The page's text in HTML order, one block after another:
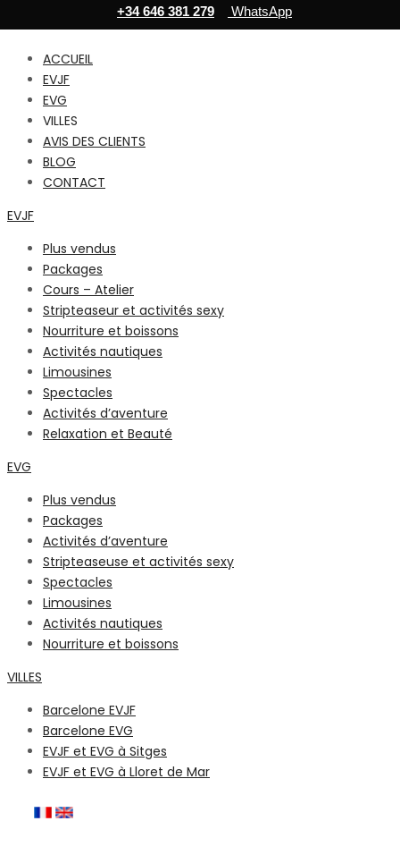
ACCUEIL
EVJF
EVG
VILLES
AVIS DES CLIENTS
BLOG
CONTACT
EVJF
Plus vendus
Packages
Cours – Atelier
Stripteaseur et activités sexy
Nourriture et boissons
Activités nautiques
Limousines
Spectacles
Activités d’aventure
Relaxation et Beauté
EVG
Plus vendus
Packages
Activités d’aventure
Stripteaseuse et activités sexy
Spectacles
Limousines
Activités nautiques
Nourriture et boissons
VILLES
Barcelone EVJF
Barcelone EVG
EVJF et EVG à Sitges
EVJF et EVG à Lloret de Mar
+34 646 381 279 WhatsApp